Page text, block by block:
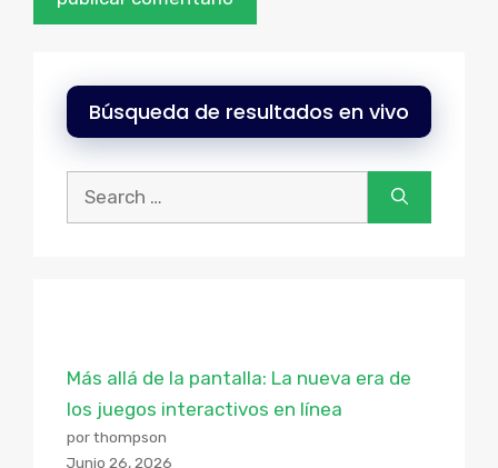
Búsqueda de resultados en vivo
Buscar:
Más allá de la pantalla: La nueva era de
los juegos interactivos en línea
por thompson
Junio 26, 2026